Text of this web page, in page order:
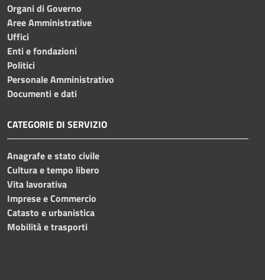
Organi di Governo
Aree Amministrative
Uffici
Enti e fondazioni
Politici
Personale Amministrativo
Documenti e dati
CATEGORIE DI SERVIZIO
Anagrafe e stato civile
Cultura e tempo libero
Vita lavorativa
Imprese e Commercio
Catasto e urbanistica
Mobilità e trasporti